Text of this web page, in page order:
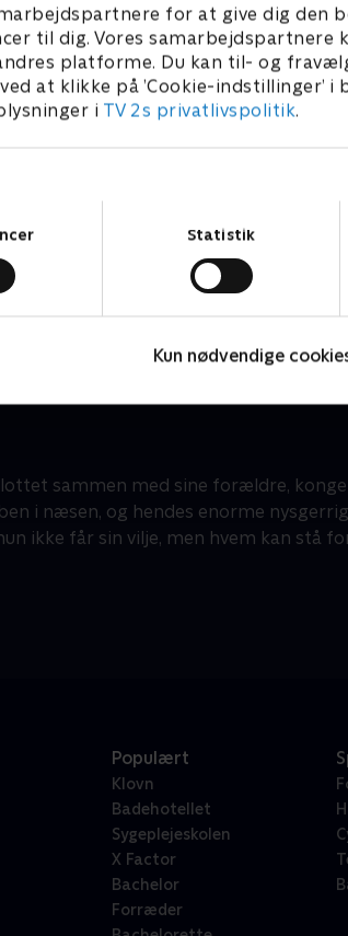
for at give dig den
til dig. Vores samarbejdspartnere
platforme. Du kan til- og
at klikke på ’Cookie-indstillinger’ i
i TV 2s privatlivspolitik.
Statistik
Kun nødvendige
sammen med sine forældre,
i næsen, og hendes enorme
ikke får sin vilje, men hvem kan stå
Populært
Klovn
Badehotellet
Sygeplejeskolen
X Factor
Bachelor
Forræder